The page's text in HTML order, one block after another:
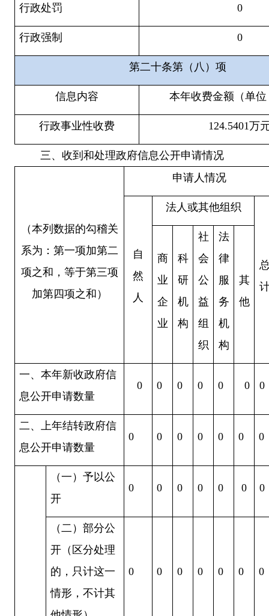
行政处罚 0
行政强制 0
第二十条第（八）项
信息内容 本年收费金额（单
行政事业性收费 124.5401万
三、收到和处理政府信息公开申请情况
（本列数据的勾稽关
系为：第一项加第二
项之和，等于第三项
加第四项之和）
申请人情况
自
然
人
法人或其他组织
商
业
企
业
科
研
机
构
社
会
公
益
组
织
法
律
服
务
机
构
其
他
一、本年新收政府信
息公开申请数量
0 0 0 0 0 0
二、上年结转政府信
息公开申请数量
0 0 0 0 0 0 0
（一）予以公
开
0 0 0 0 0 0
（二）部分公
开（区分处理
的，只计这一
情形，不计其
0 0 0 0 0 0 0